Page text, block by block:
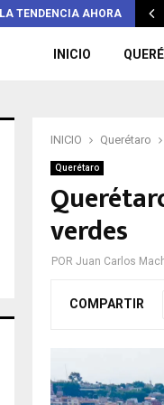
LA TENDENCIA AHORA
INICIO
INICIO Querétaro
Querétaro
verdes
POR Juan Carlos
COMPARTIR